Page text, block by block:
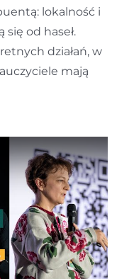
lokalność i
się od haseł.
działań, w
mają